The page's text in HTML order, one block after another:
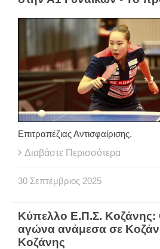
Επιτραπέζιας Αντισφαίρισης.
Διαβάστε Περισσότερα
30 Σεπτέμβριος 2025
Κύπελλο Ε.Π.Σ. Κοζάνης:
αγώνα ανάμεσα σε
Κοζάνης